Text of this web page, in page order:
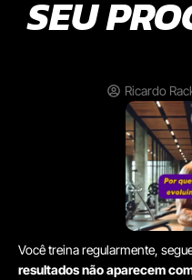
SEU
Ricardo
Você treina regularmente,
resultados não aparecem